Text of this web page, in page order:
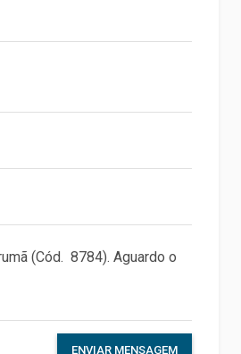
ENVIAR MENSAGEM